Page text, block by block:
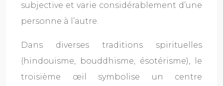
subjective et varie considérablement d’une
personne à l’autre.
Dans diverses traditions spirituelles
(hindouisme, bouddhisme, ésotérisme), le
troisième œil symbolise un centre